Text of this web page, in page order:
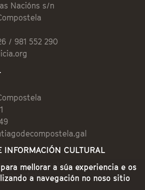
Nacións s/n
/ 981 552 290
INFORMACIÓN CULTURAL
de Cervantes)
mellorar a súa experiencia e os
a navegación no noso sitio